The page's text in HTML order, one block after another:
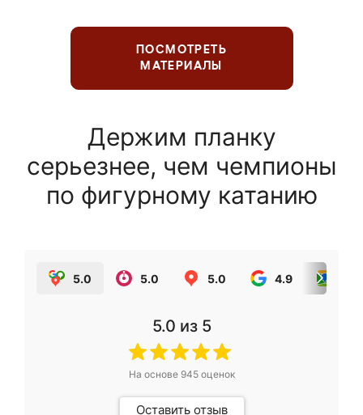
ПОСМОТРЕТЬ
МАТЕРИАЛЫ
Держим планку
серьезнее, чем чемпионы
по фигурному катанию
5.0 5.0 5.0 4.9
5.0 из 5
На основе 945оценок
Оставить отзыв